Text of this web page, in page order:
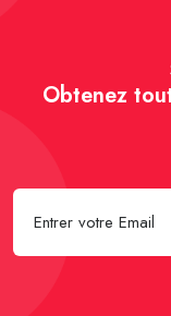
Obtenez